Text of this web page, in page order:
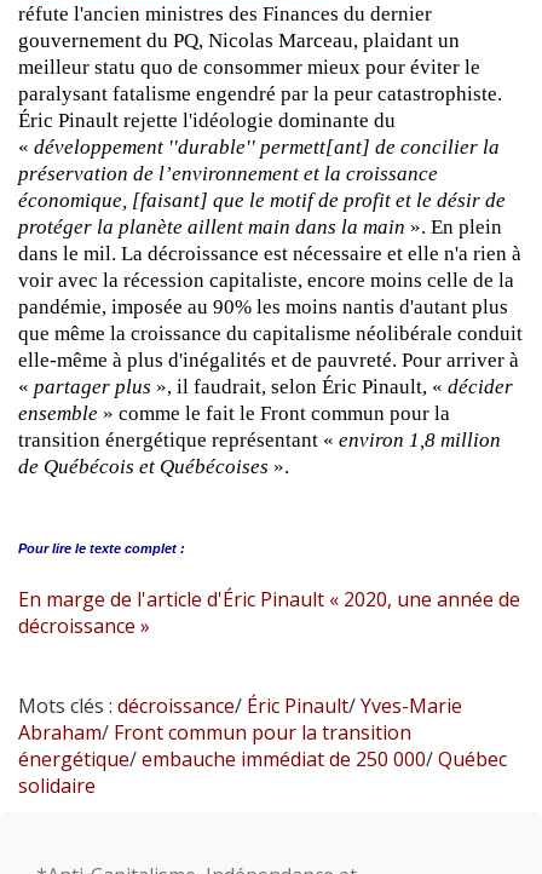
réfute l'ancien ministres des Finances du dernier
gouvernement du PQ, Nicolas Marceau, plaidant un
meilleur statu quo de consommer mieux pour éviter le
paralysant fatalisme engendré par la peur catastrophiste.
Éric Pinault rejette l'idéologie dominante du
« développement ''durable'' permett[ant] de concilier la
préservation de l’environnement et la croissance
économique, [faisant] que le motif de profit et le désir de
protéger la planète aillent main dans la main ». En plein
dans le mil. La décroissance est nécessaire et elle n'a rien à
voir avec la récession capitaliste, encore moins celle de la
pandémie, imposée au 90% les moins nantis d'autant plus
que même la croissance du capitalisme néolibérale conduit
elle-même à plus d'inégalités et de pauvreté. Pour arriver à
« partager plus », il faudrait, selon Éric Pinault, « décider
ensemble » comme le fait le Front commun pour la
transition énergétique représentant « environ 1,8 million
de Québécois et Québécoises ».
Pour lire le texte complet :
En marge de l'article d'Éric Pinault « 2020, une année de
décroissance »
Mots clés : décroissance/ Éric Pinault/Yves-Marie
Abraham/ Front commun pour la transition
énergétique/embauche immédiat de 250 000/Québec
solidaire